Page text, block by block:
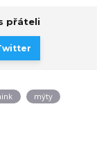
přáteli
mýty